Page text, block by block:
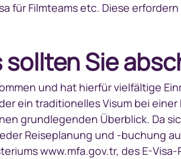
für Filmteams etc. Diese
sollten Sie
und hat hierfür vielfältige
ein traditionelles Visum bei
grundlegenden Überblick. Da
Reiseplanung und -buchung
www.mfa.gov.tr, des E-